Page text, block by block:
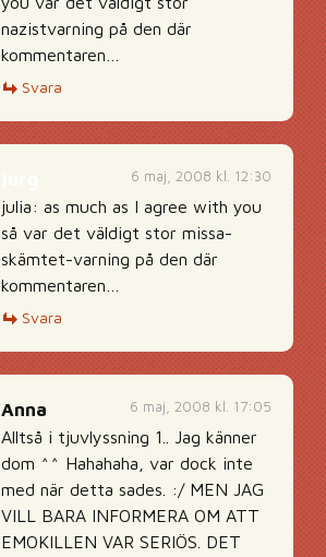
nazistvarning på den där
kommentaren…
Svara
6 maj, 2008 kl. 12:30
julia: as much as I agree with you
så var det väldigt stor missa-
skämtet-varning på den där
kommentaren…
Svara
6 maj, 2008 kl. 17:05
Anna
Alltså i tjuvlyssning 1.. Jag känner
dom ^^ Hahahaha, var dock inte
med när detta sades. :/ MEN JAG
VILL BARA INFORMERA OM ATT
EMOKILLEN VAR SERIÖS. DET